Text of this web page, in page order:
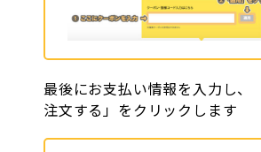
最後にお支払い情報を入力し、
注文する」をクリックします